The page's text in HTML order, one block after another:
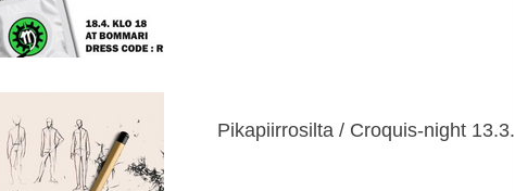
Pikapiirrosilta / Croquis-night 13.3.